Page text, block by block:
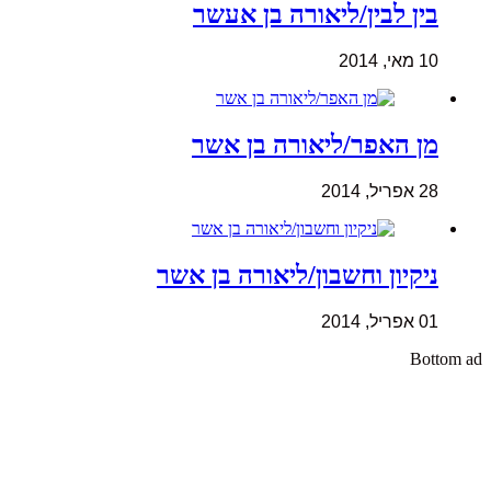
בין לבין/ליאורה בן אעשר
10 מאי, 2014
מן האפר/ליאורה בן אשר
28 אפריל, 2014
ניקיון וחשבון/ליאורה בן אשר
01 אפריל, 2014
Bottom ad